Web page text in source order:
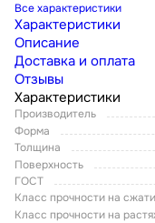
Все характеристики
Характеристики
Описание
Доставка и оплата
Отзывы
Характеристики
Производитель
Форма
Толщина
Поверхность
ГОСТ
Класс прочности на
Класс прочности на